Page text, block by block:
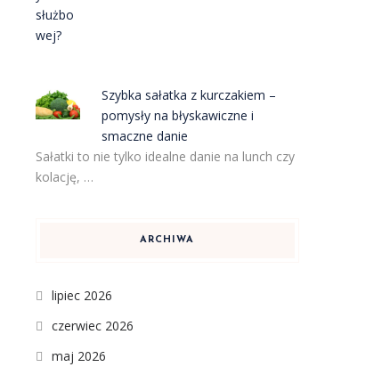
Szybka sałatka z kurczakiem –
pomysły na błyskawiczne i
smaczne danie
Sałatki to nie tylko idealne danie na lunch czy
kolację, …
ARCHIWA
lipiec 2026
czerwiec 2026
maj 2026